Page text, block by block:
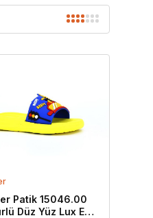
Patik 15046.00
Düz Yüz Lux Eva